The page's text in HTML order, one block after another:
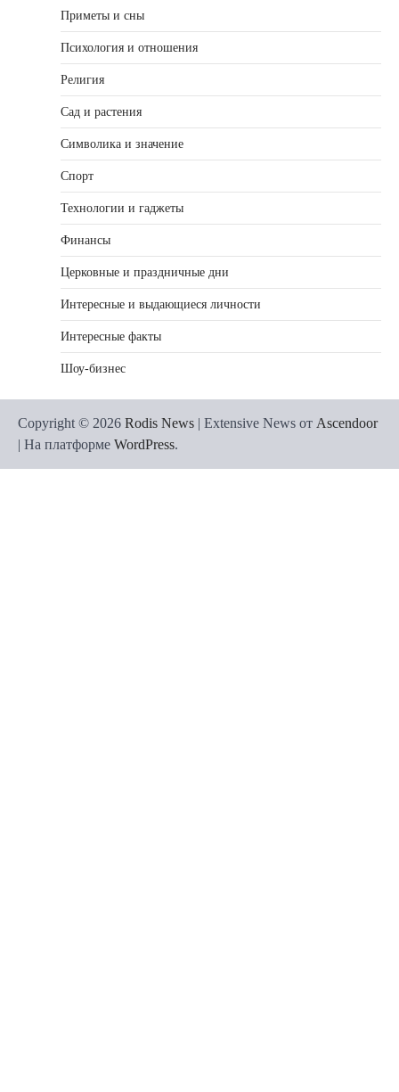
Приметы и сны
Психология и отношения
Религия
Сад и растения
Символика и значение
Спорт
Технологии и гаджеты
Финансы
Церковные и праздничные дни
Интересные и выдающиеся личности
Интересные факты
Шоу-бизнес
Copyright © 2026 Rodis News | Extensive News от Ascendoor
| На платформе WordPress.